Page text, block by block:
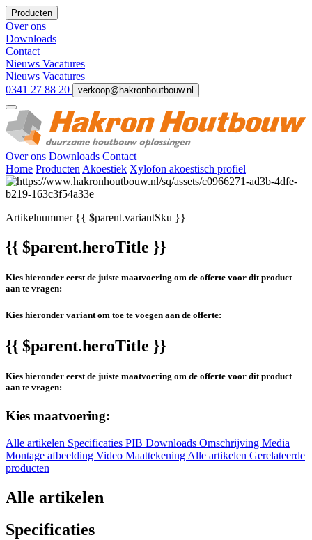
Producten
Over ons
Downloads
Contact
Nieuws Vacatures
Nieuws Vacatures
0341 27 88 20
verkoop@hakronhoutbouw.nl
Over ons Downloads Contact
Home Producten Akoestiek Xylofon akoestisch profiel
Artikelnummer{{ $parent.variantSku }}
{{ $parent.heroTitle }}
Kies hieronder eerst de juiste maatvoering om de offerte voor dit product
aan te vragen:
Kies hieronder variant om toe te voegen aan de offerte:
{{ $parent.heroTitle }}
Kies hieronder eerst de juiste maatvoering om de offerte voor dit product
aan te vragen:
Kies maatvoering:
Alle artikelen Specificaties PIB Downloads Omschrijving Media
Montage afbeelding Video Maattekening Alle artikelen Gerelateerde
producten
Alle artikelen
Specificaties